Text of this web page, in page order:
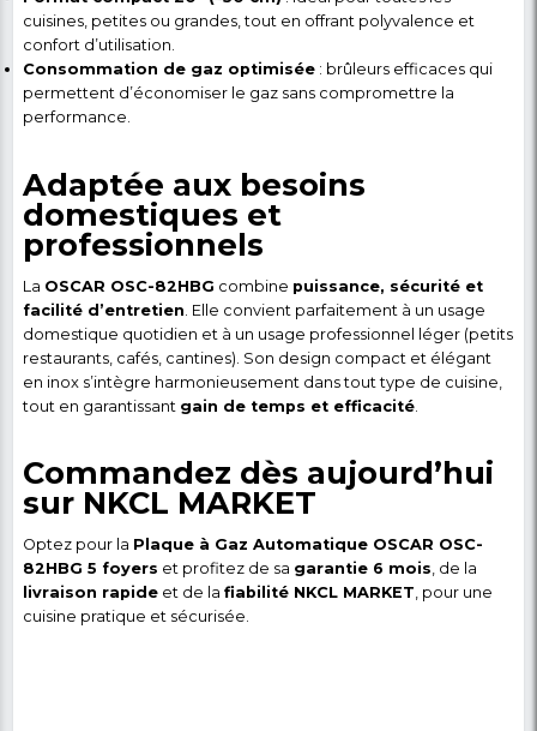
LaPlaque à Gaz OSCAR OSC-82HBGvous
préparer vos plats avec rapidité, confort et
à ses5 foyers puissants et à l’allumage
idéale pour les familles, les petits restaurants ou les
robustesse, hygiène et facilité d’entretien
son couvercle protège votre espace contre les
liquides qui salissent tout en protégeant la plaque
chocs et les rayures.
Les avantages de la
gaz OSCAR OSC-82HBG
rapide et homogène.
Allumage automatique pratique et sécurisé
Surface en inox résistante: durable, hygiénique
nettoyer après chaque utilisation.
Format compact 20″ (≈50 cm)